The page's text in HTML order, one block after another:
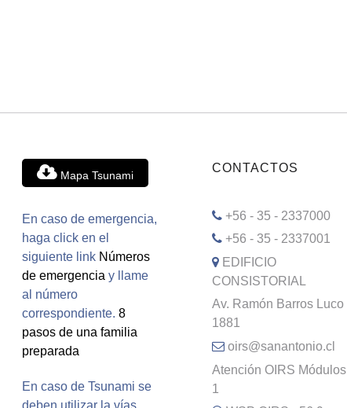
Mapa Tsunami
En caso de emergencia,
haga click en el
siguiente link Números
de emergencia y llame
al número
correspondiente. 8
pasos de una familia
preparada
En caso de Tsunami se
deben utilizar la vías
CONTACTOS
+56 - 35 - 2337000
+56 - 35 - 2337001
EDIFICIO
CONSISTORIAL
Av. Ramón Barros Luco
1881
oirs@sanantonio.cl
Atención OIRS Módulos
1